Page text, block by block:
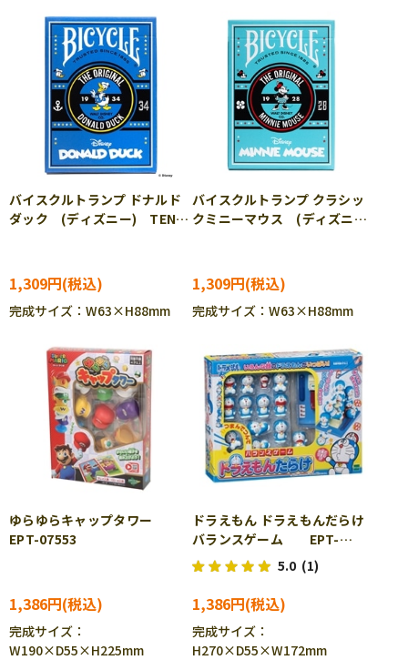
バイスクルトランプ ドナルド
ダック (ディズニー) TEN-
1,309円
完成サイズ：W63×H88mm
バイスクルトランプ クラシッ
クミニーマウス (ディズニ
1,309円
完成サイズ：W63×H88mm
ゆらゆらキャップタワー
EPT-07553
1,386円
完成サイズ：
W190×D55×H225mm
ドラえもん ドラえもんだらけ
バランスゲーム EPT-
01340
5.0 (1)
1,386円
完成サイズ：
H270×D55×W172mm